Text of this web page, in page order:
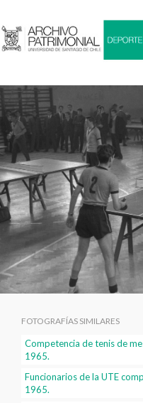
FOTOGRAFÍAS SIMILARES
Competencia de tenis de
1965.
Funcionarios de la UTE
1965.